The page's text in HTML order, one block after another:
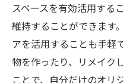
スペースを有効活用する
維持することができます
アを活用することも手軽
物を作ったり、リメイク
ことで、自分だけのオリ